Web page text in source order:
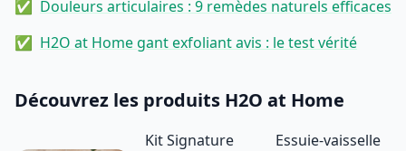
Douleurs articulaires : 9 remèdes naturels efficaces
H2O at Home gant exfoliant avis : le test vérité
Découvrez les produits H2O at Home
Kit Signature
Essuie-vaisselle